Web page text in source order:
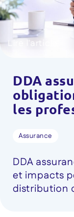
Lire l'article
DDA
les
Assurance
DDA
et impacts
distribution